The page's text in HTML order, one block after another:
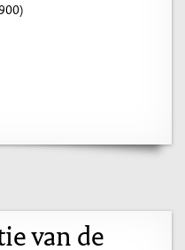
van de